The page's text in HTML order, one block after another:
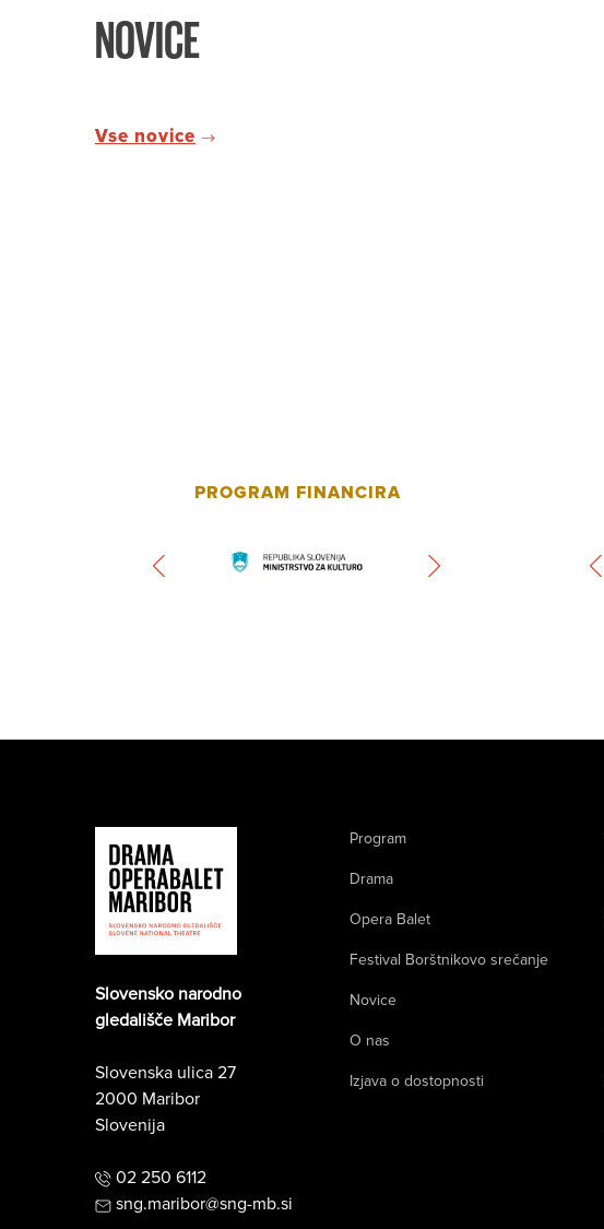
NOVICE
Vse novice
PROGRAM FINANCIRA
Slovensko narodno
gledališče Maribor
Slovenska ulica 27
2000 Maribor
Slovenija
02 250 6112
sng.maribor@sng-mb.si
Program
Drama
Opera Balet
Festival Borštnikovo srečanje
Novice
O nas
Izjava o dostopnosti